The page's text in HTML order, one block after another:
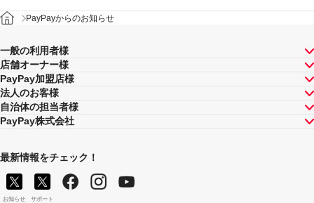
PayPayからのお知らせ
一般の利用者様
店舗オーナー様
PayPay加盟店様
法人のお客様
自治体の担当者様
PayPay株式会社
最新情報をチェック！
お知らせ サポート